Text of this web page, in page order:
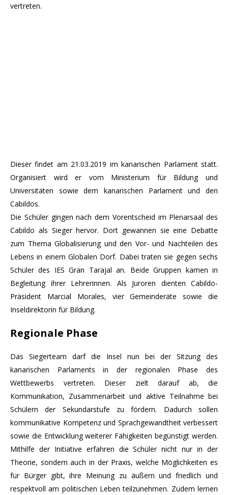
vertreten.
Dieser findet am 21.03.2019 im kanarischen Parlament statt.
Organisiert wird er vom Ministerium für Bildung und
Universitäten sowie dem kanarischen Parlament und den
Cabildos.
Die Schüler gingen nach dem Vorentscheid im Plenarsaal des
Cabildo als Sieger hervor. Dort gewannen sie eine Debatte
zum Thema Globalisierung und den Vor- und Nachteilen des
Lebens in einem Globalen Dorf. Dabei traten sie gegen sechs
Schüler des IES Gran Tarajal an. Beide Gruppen kamen in
Begleitung ihrer Lehrerinnen. Als Juroren dienten Cabildo-
Präsident Marcial Morales, vier Gemeinderäte sowie die
Inseldirektorin für Bildung.
Regionale Phase
Das Siegerteam darf die Insel nun bei der Sitzung des
kanarischen Parlaments in der regionalen Phase des
Wettbewerbs vertreten. Dieser zielt darauf ab, die
Kommunikation, Zusammenarbeit und aktive Teilnahme bei
Schülern der Sekundarstufe zu fördern. Dadurch sollen
kommunikative Kompetenz und Sprachgewandtheit verbessert
sowie die Entwicklung weiterer Fähigkeiten begünstigt werden.
Mithilfe der Initiative erfahren die Schüler nicht nur in der
Theorie, sondern auch in der Praxis, welche Möglichkeiten es
für Bürger gibt, ihre Meinung zu äußern und friedlich und
respektvoll am politischen Leben teilzunehmen. Zudem lernen